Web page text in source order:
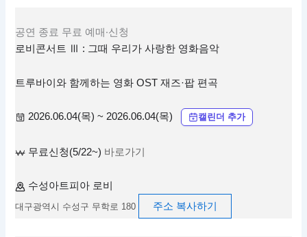
공연 종료 무료 예매·신청
로비콘서트 Ⅲ : 그때 우리가 사랑한 영화음악
트루바이와 함께하는 영화 OST 재즈·팝 편곡
2026.06.04(목) ~ 2026.06.04(목) 캘린더 추가
무료신청(5/22~) 바로가기
수성아트피아 로비
대구광역시 수성구 무학로 180 주소 복사하기